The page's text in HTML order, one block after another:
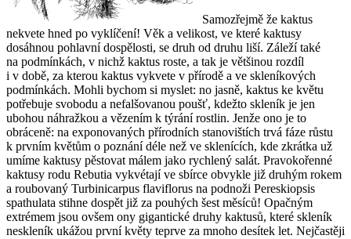
Samozřejmě že kaktus
nekvete hned po vyklíčení! Věk a velikost, ve které kaktusy
dosáhnou pohlavní dospělosti, se druh od druhu liší. Záleží také
na podmínkách, v nichž kaktus roste, a tak je většinou rozdíl
i v době, za kterou kaktus vykvete v přírodě a ve skleníkových
podmínkách. Mohli bychom si myslet: no jasně, kaktus ke květu
potřebuje svobodu a nefalšovanou poušť, kdežto skleník je jen
ubohou náhražkou a vězením k týrání rostlin. Jenže ono je to
obráceně: na exponovaných přírodních stanovištích trvá fáze růstu
k prvním květům o poznání déle než ve sklenících, kde zkrátka už
umíme kaktusy pěstovat málem jako rychlený salát. Pravokořenné
kaktusy rodu Rebutia vykvétají ve sbírce obvykle již druhým rokem
a roubovaný Turbinicarpus flaviflorus na podnoži Pereskiopsis
spathulata stihne dospět již za pouhých šest měsíců! Opačným
extrémem jsou ovšem ony gigantické druhy kaktusů, které skleník
neskleník ukážou první květy teprve za mnoho desítek let. Nejčastěji